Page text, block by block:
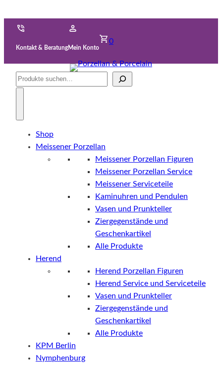
Kontakt & BeratungMein Konto
0
Suche
Shop
Meissener Porzellan
Meissener Porzellan Figuren
Meissener Porzellan Service
Meissener Serviceteile
Kaminuhren und Pendulen
Vasen und Prunkteller
Ziergegenstände und
Geschenkartikel
Alle Produkte
Herend
Herend Porzellan Figuren
Herend Service und Serviceteile
Vasen und Prunkteller
Ziergegenstände und
Geschenkartikel
Alle Produkte
KPM Berlin
Nymphenburg